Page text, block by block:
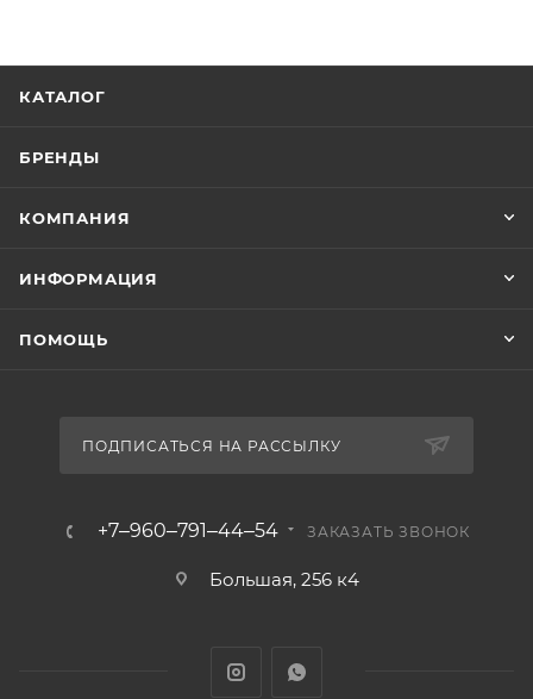
КАТАЛОГ
БРЕНДЫ
КОМПАНИЯ
ИНФОРМАЦИЯ
ПОМОЩЬ
ПОДПИСАТЬСЯ НА РАССЫЛКУ
+7‒960‒791‒44‒54 ЗАКАЗАТЬ ЗВОНОК
Большая, 256 к4